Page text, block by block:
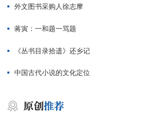
外文图书采购人徐志摩
蒋寅：一和题一骂题
《丛书目录拾遗》还乡记
中国古代小说的文化定位